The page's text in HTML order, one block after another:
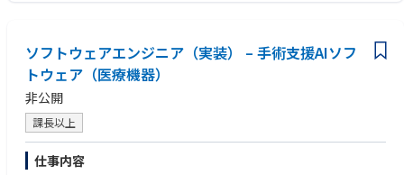
【求める人物像】
・研究のみでなく実装まで意識し、自ら手を動かしてモデル開発を進めら
れる方
・チームの一員として関係者（社内他部署、英語を含む海外含む）と連携
しながら開発実務を推進できる方
・臨床価値と技術的妥当性の両方を意識して開発を進められる方
ソフトウェアエンジニア（実装） – 手術支援AIソフ
トウェア（医療機器）
非公開
課長以上
仕事内容